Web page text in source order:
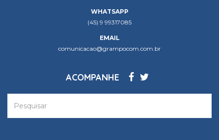
WHATSAPP
(45) 9 99317085
EMAIL
comunicacao@grampocom.com.br
ACOMPANHE